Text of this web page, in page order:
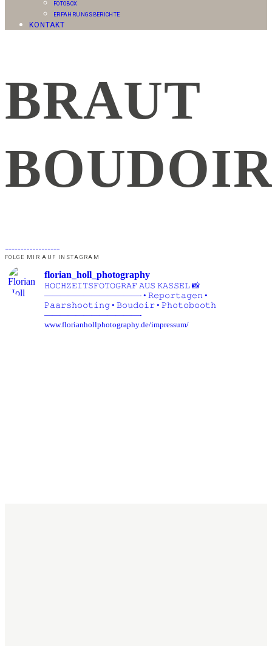
FOTOBOX
ERFAHRUNGSBERICHTE
KONTAKT
BRAUT
FOLGE MIR AUF INSTAGRAM
florian_holl_photography
𝙷𝙾𝙲𝙷𝚉𝙴𝙸𝚃𝚂𝙵𝙾𝚃𝙾𝙶𝚁𝙰𝙵 𝙰𝚄𝚂 𝙺𝙰𝚂𝚂𝙴𝙻 📸
————————————- • 𝚁𝚎𝚙𝚘𝚛𝚝𝚊𝚐𝚎𝚗 •
𝙿𝚊𝚊𝚛𝚜𝚑𝚘𝚘𝚝𝚒𝚗𝚐 • 𝙱𝚘𝚞𝚍𝚘𝚒𝚛 • 𝙿𝚑𝚘𝚝𝚘𝚋𝚘𝚘𝚝𝚑
————————————-
www.florianhollphotography.de/impressum/